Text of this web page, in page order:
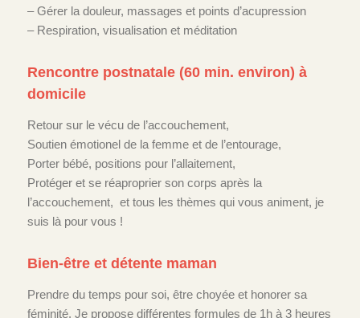
– Gérer la douleur, massages et points d’acupression
– Respiration, visualisation et méditation
Rencontre postnatale (60 min. environ) à
domicile
Retour sur le vécu de l’accouchement,
Soutien émotionel de la femme et de l’entourage,
Porter bébé, positions pour l’allaitement,
Protéger et se réaproprier son corps après la
l’accouchement, et tous les thèmes qui vous animent, je
suis là pour vous !
Bien-être et détente maman
Prendre du temps pour soi, être choyée et honorer sa
féminité. Je propose différentes formules de 1h à 3 heures